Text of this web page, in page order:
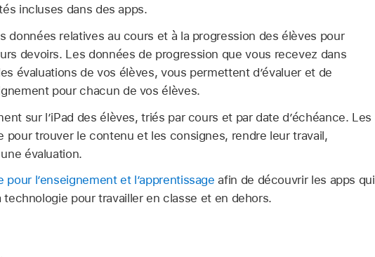
incluses dans des apps.
données relatives au cours et à la progression des élèves pour
devoirs. Les données de progression que vous recevez dans
évaluations de vos élèves, vous permettent d’évaluer et de
pour chacun de vos élèves.
sur l’iPad des élèves, triés par cours et par date d’échéance. Les
pour trouver le contenu et les consignes, rendre leur travail,
évaluation.
pour l’enseignement et l’apprentissage afin de découvrir les apps qui
pour travailler en classe et en dehors.